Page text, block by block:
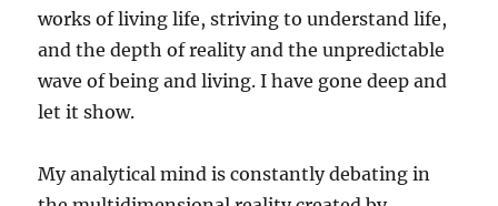
works of living life, striving to understand life,
and the depth of reality and the unpredictable
wave of being and living. I have gone deep and
let it show.
My analytical mind is constantly debating in